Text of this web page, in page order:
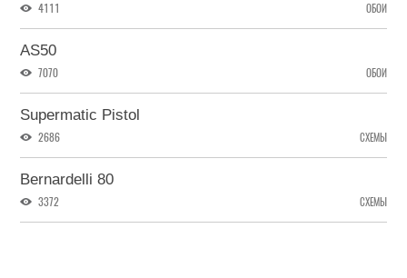
4111 ОБОИ
AS50
7070 ОБОИ
Supermatic Pistol
2686 СХЕМЫ
Bernardelli 80
3372 СХЕМЫ